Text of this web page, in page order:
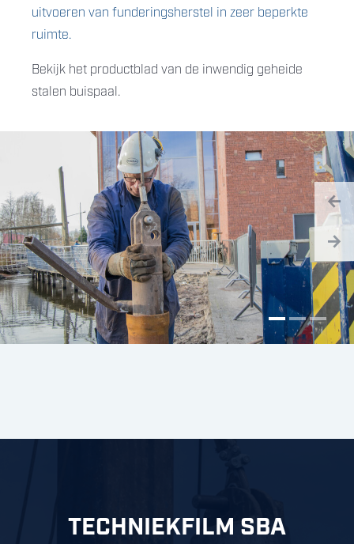
uitvoeren van funderingsherstel in zeer beperkte
ruimte.
Bekijk het productblad van de inwendig geheide
stalen buispaal.
TECHNIEKFILM SBA